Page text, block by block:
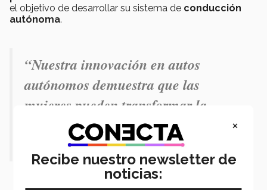
el objetivo de desarrollar su sistema de conducción
autónoma.
“Nuestra innovación en autos
autónomos demuestra que las
mujeres pueden transformar la
ingeniería incluso en ámbitos
tradicionales”.
×
Recibe nuestro newsletter de
noticias: